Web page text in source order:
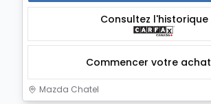
Consultez l'historique
Commencer votre achat
Mazda Chatel